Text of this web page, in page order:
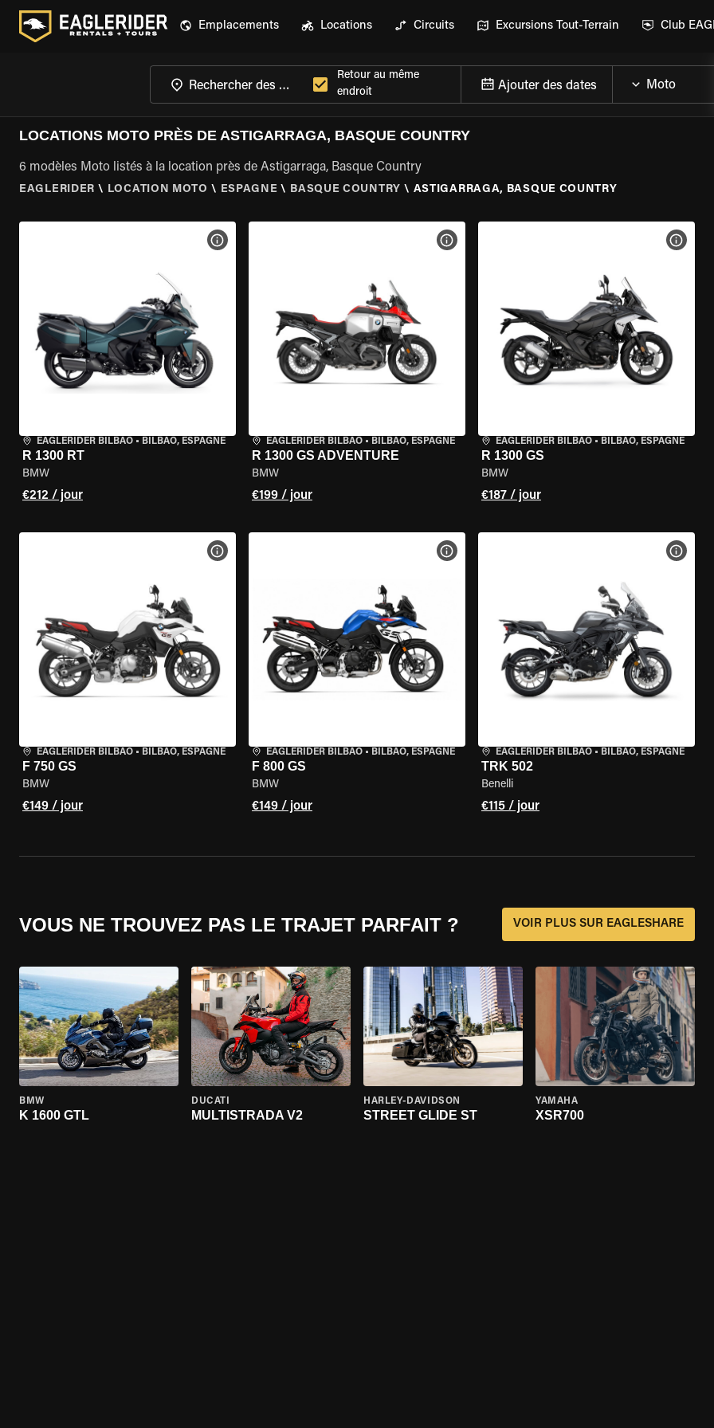
Emplacements Locations Circuits Excursions Tout-Terrain Club
Retour au même
endroit
Ajouter des dates
LOCATIONS MOTO PRÈS DE ASTIGARRAGA, BASQUE COUNTRY
6 modèles Moto listés à la location près de Astigarraga, Basque Country
EAGLERIDER \ LOCATION MOTO \ ESPAGNE \ BASQUE COUNTRY \ ASTIGARRAGA, BASQUE COUNTRY
EAGLERIDER BILBAO • BILBAO, ESPAGNE
R 1300 RT
BMW
€212 / jour
VOIR LES SPÉCIFICATIONS DE LA MOTO
EAGLERIDER BILBAO• BILBAO, ESPAGNE
R 1300 GS ADVENTURE
BMW
€199 / jour
VOIR LES SPÉCIFICATIONS DE LA MOTO
EAGLERIDER BILBAO• BILBAO, ESPAGNE
R 1300 GS
BMW
€187 / jour
VOIR
EAGLERIDER BILBAO • BILBAO, ESPAGNE
F 750 GS
BMW
€149 / jour
VOIR LES SPÉCIFICATIONS DE LA MOTO
EAGLERIDER BILBAO• BILBAO, ESPAGNE
F 800 GS
BMW
€149 / jour
VOIR LES SPÉCIFICATIONS DE LA MOTO
EAGLERIDER BILBAO• BILBAO, ESPAGNE
TRK 502
Benelli
€115 / jour
VOIR
VOUS NE TROUVEZ PAS LE TRAJET PARFAIT ? VOIR PLUS SUR EAGLESHARE
BMW
K 1600 GTL
DUCATI
MULTISTRADA V2
HARLEY-DAVIDSON
STREET GLIDE ST
YAMAHA
XSR700